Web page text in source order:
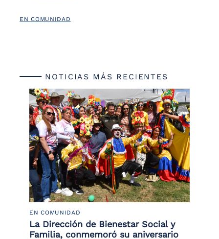
EN COMUNIDAD
NOTICIAS MÁS RECIENTES
EN COMUNIDAD
La Dirección de Bienestar Social y
Familia, conmemoró su aniversario